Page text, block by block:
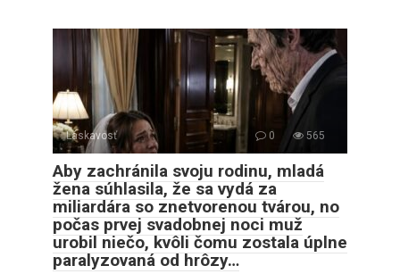
Láskavosť 0 565
Aby zachránila svoju rodinu, mladá
žena súhlasila, že sa vydá za
miliardára so znetvorenou tvárou, no
počas prvej svadobnej noci muž
urobil niečo, kvôli čomu zostala úplne
paralyzovaná od hrôzy…